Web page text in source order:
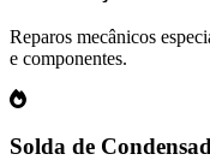
Reparos mecânicos
e componentes.
Solda de